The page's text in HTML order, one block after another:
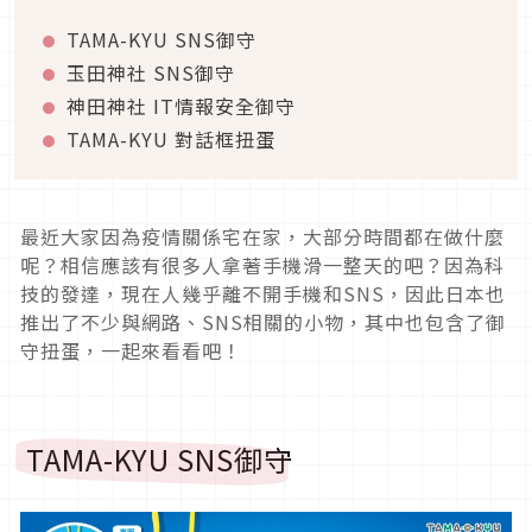
TAMA-KYU SNS御守
玉田神社 SNS御守
神田神社 IT情報安全御守
TAMA-KYU 對話框扭蛋
最近大家因為疫情關係宅在家，大部分時間都在做什麼
呢？相信應該有很多人拿著手機滑一整天的吧？因為科
技的發達，現在人幾乎離不開手機和SNS，因此日本也
推出了不少與網路、SNS相關的小物，其中也包含了御
守扭蛋，一起來看看吧！
TAMA-KYU SNS御守